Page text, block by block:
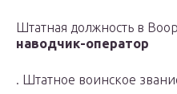
Штатная должность в
наводчик-оператор
. Штатное воинское